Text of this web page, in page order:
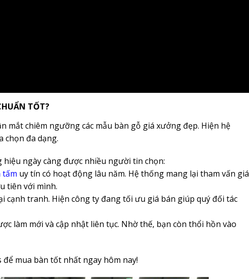
TỐT?
mắt chiêm ngưỡng các mẫu bàn gỗ giá xưởng đẹp. Hiện hệ
chọn đa dạng.
ngày càng được nhiều người tin chọn:
tấm uy tín có hoạt động lâu năm. Hệ thống mang lại tham vấn giá
tiên với mình.
tranh. Hiện công ty đang tối ưu giá bán giúp quý đối tác
làm mới và cập nhật liên tục. Nhờ thế, bạn còn thổi hồn vào
mua bàn tốt nhất ngay hôm nay!